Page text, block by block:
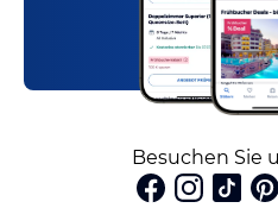
Besuchen Sie